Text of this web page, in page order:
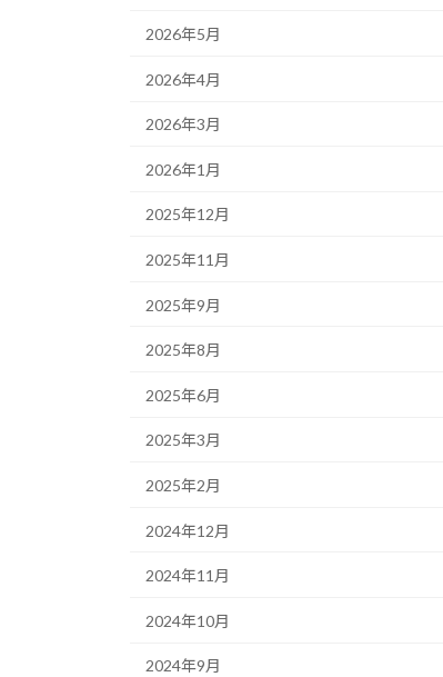
2026年5月
2026年4月
2026年3月
2026年1月
2025年12月
2025年11月
2025年9月
2025年8月
2025年6月
2025年3月
2025年2月
2024年12月
2024年11月
2024年10月
2024年9月